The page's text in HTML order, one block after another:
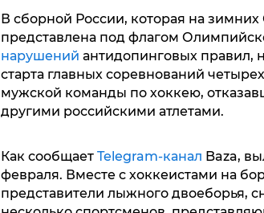
В сборной России, которая на
представлена под флагом
нарушений антидопинговых правил,
старта главных соревнований
мужской команды по хоккею,
другими российскими атлетами.
Как сообщает Telegram-канал Baza,
февраля. Вместе с хоккеистами на
представители лыжного двоеборья,